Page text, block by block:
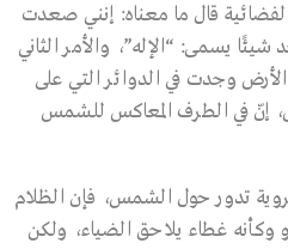
قال ما معناه: إنني صعدت
يسمى: “الإله”، والأمر الثاني
وجدت في الدوائر التي على
إنّ في الطرف المعاكس للشمس
تدور حول الشمس، فإن الظلام
وكأنه غطاء يلاحق الضياء، ولكن